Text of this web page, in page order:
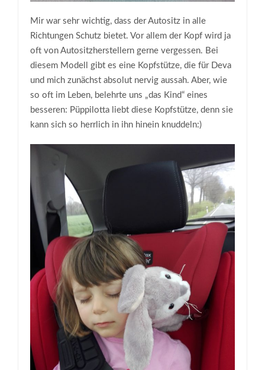
Mir war sehr wichtig, dass der Autositz in alle
Richtungen Schutz bietet. Vor allem der Kopf wird ja
oft von Autositzherstellern gerne vergessen. Bei
diesem Modell gibt es eine Kopfstütze, die für Deva
und mich zunächst absolut nervig aussah. Aber, wie
so oft im Leben, belehrte uns „das Kind“ eines
besseren: Püppilotta liebt diese Kopfstütze, denn sie
kann sich so herrlich in ihn hinein knuddeln:)